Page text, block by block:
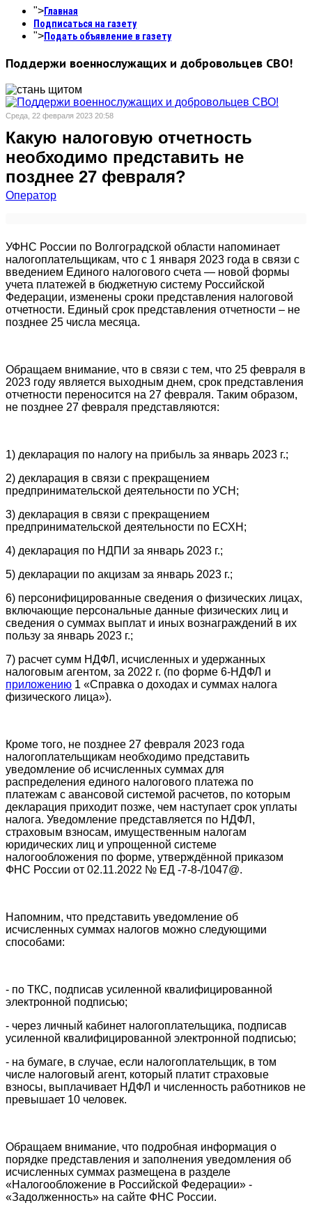
">Главная
Подписаться на газету
">Подать объявление в газету
Поддержи военнослужащих и добровольцев СВО!
Среда, 22 февраля 2023 20:58
Какую налоговую отчетность
необходимо представить не
позднее 27 февраля?
Оператор
УФНС России по Волгоградской области напоминает
налогоплательщикам, что с 1 января 2023 года в связи с
введением Единого налогового счета — новой формы
учета платежей в бюджетную систему Российской
Федерации, изменены сроки представления налоговой
отчетности. Единый срок представления отчетности – не
позднее 25 числа месяца.
Обращаем внимание, что в связи с тем, что 25 февраля в
2023 году является выходным днем, срок представления
отчетности переносится на 27 февраля. Таким образом,
не позднее 27 февраля представляются:
1) декларация по налогу на прибыль за январь 2023 г.;
2) декларация в связи с прекращением
предпринимательской деятельности по УСН;
3) декларация в связи с прекращением
предпринимательской деятельности по ЕСХН;
4) декларация по НДПИ за январь 2023 г.;
5) декларации по акцизам за январь 2023 г.;
6) персонифицированные сведения о физических лицах,
включающие персональные данные физических лиц и
сведения о суммах выплат и иных вознаграждений в их
пользу за январь 2023 г.;
7) расчет сумм НДФЛ, исчисленных и удержанных
налоговым агентом, за 2022 г. (по форме 6-НДФЛ и
приложению 1 «Справка о доходах и суммах налога
физического лица»).
Кроме того, не позднее 27 февраля 2023 года
налогоплательщикам необходимо представить
уведомление об исчисленных суммах для
распределения единого налогового платежа по
платежам с авансовой системой расчетов, по которым
декларация приходит позже, чем наступает срок уплаты
налога. Уведомление представляется по НДФЛ,
страховым взносам, имущественным налогам
юридических лиц и упрощенной системе
налогообложения по форме, утверждённой приказом
ФНС России от 02.11.2022 № ЕД -7-8-/1047@.
Напомним, что представить уведомление об
исчисленных суммах налогов можно следующими
способами:
- по ТКС, подписав усиленной квалифицированной
электронной подписью;
- через личный кабинет налогоплательщика, подписав
усиленной квалифицированной электронной подписью;
- на бумаге, в случае, если налогоплательщик, в том
числе налоговый агент, который платит страховые
взносы, выплачивает НДФЛ и численность работников не
превышает 10 человек.
Обращаем внимание, что подробная информация о
порядке представления и заполнения уведомления об
исчисленных суммах размещена в разделе
«Налогообложение в Российской Федерации» -
«Задолженность» на сайте ФНС России.